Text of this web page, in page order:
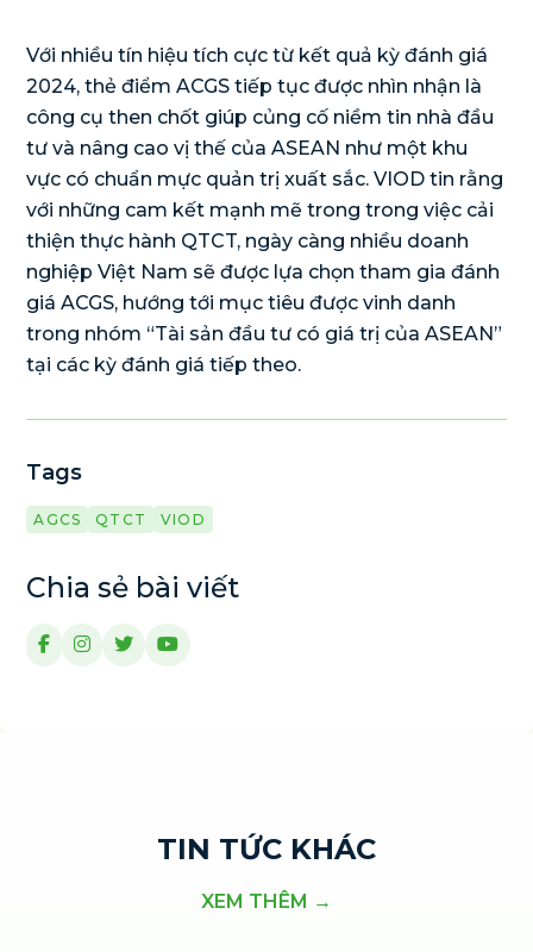
Với nhiều tín hiệu tích cực từ kết quả kỳ đánh giá
2024, thẻ điểm ACGS tiếp tục được nhìn nhận là
công cụ then chốt giúp củng cố niềm tin nhà đầu
tư và nâng cao vị thế của ASEAN như một khu
vực có chuẩn mực quản trị xuất sắc. VIOD tin rằng
với những cam kết mạnh mẽ trong trong việc cải
thiện thực hành QTCT, ngày càng nhiều doanh
nghiệp Việt Nam sẽ được lựa chọn tham gia đánh
giá ACGS, hướng tới mục tiêu được vinh danh
trong nhóm “Tài sản đầu tư có giá trị của ASEAN”
tại các kỳ đánh giá tiếp theo.
Tags
AGCS QTCT VIOD
Chia sẻ bài viết
TIN TỨC KHÁC
XEM THÊM →